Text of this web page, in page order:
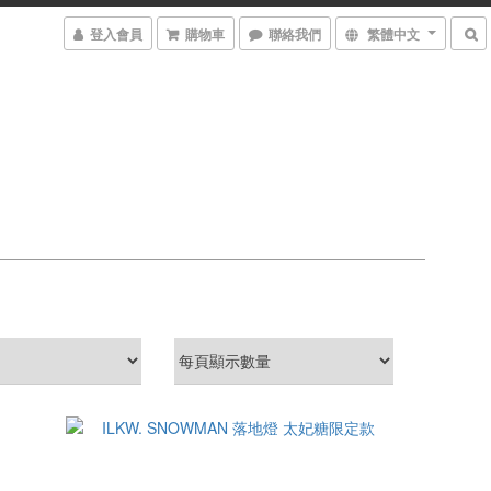
登入會員 購物車 聯絡我們 繁體中文